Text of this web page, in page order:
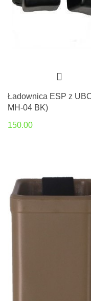
Ładownica ESP z
MH-04 BK)
150.00